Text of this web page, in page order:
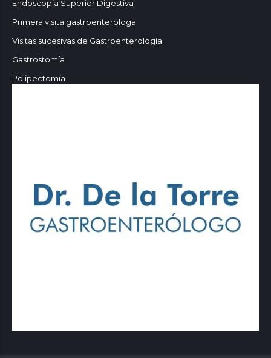
Endoscopia Superior Digestiva
Primera visita gastroenteróloga
Visitas sucesivas de Gastroenterología
Gastrostomía
Polipectomía